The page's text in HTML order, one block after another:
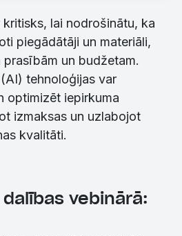
kritisks, lai nodrošinātu, ka
piegādātāji un materiāli,
un budžetam.
tehnoloģijas var
optimizēt iepirkuma
izmaksas un uzlabojot
kvalitāti.
vebinārā: